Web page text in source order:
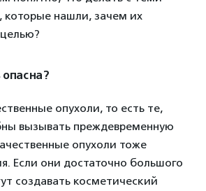
которые нашли, зачем их
опухоли, то есть те,
вызывать преждевременную
опухоли тоже
Если они достаточно большого
создавать косметический